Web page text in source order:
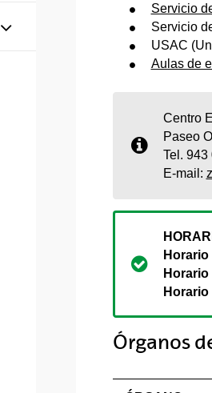
Mostrar/ocultar subpáginas
Servicio
Servicio
USAC
Aulas de
Centro
Paseo
Tel. 943
E-mail:
Órganos